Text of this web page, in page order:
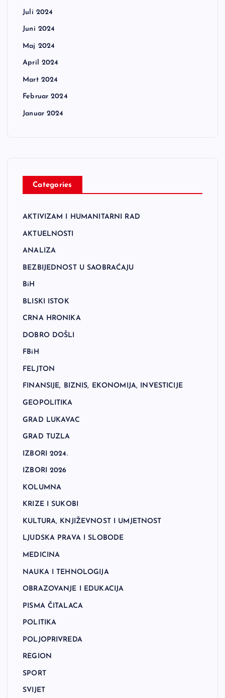
Juli 2024
Juni 2024
Maj 2024
April 2024
Mart 2024
Februar 2024
Januar 2024
Categories
AKTIVIZAM I HUMANITARNI RAD
AKTUELNOSTI
ANALIZA
BEZBIJEDNOST U SAOBRAĆAJU
BiH
BLISKI ISTOK
CRNA HRONIKA
DOBRO DOŠLI
FBiH
FELJTON
FINANSIJE, BIZNIS, EKONOMIJA, INVESTICIJE
GEOPOLITIKA
GRAD LUKAVAC
GRAD TUZLA
IZBORI 2024.
IZBORI 2026
KOLUMNA
KRIZE I SUKOBI
KULTURA, KNJIŽEVNOST I UMJETNOST
LJUDSKA PRAVA I SLOBODE
MEDICINA
NAUKA I TEHNOLOGIJA
OBRAZOVANJE I EDUKACIJA
PISMA ČITALACA
POLITIKA
POLJOPRIVREDA
REGION
SPORT
SVIJET